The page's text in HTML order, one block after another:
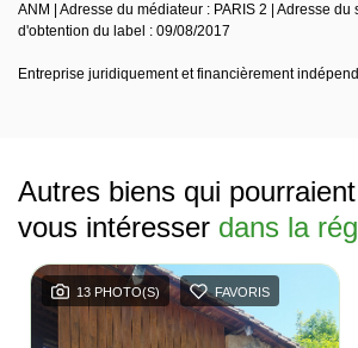
ANM | Adresse du médiateur : PARIS 2 | Adresse du
d'obtention du label : 09/08/2017
Entreprise juridiquement et financièrement
Autres biens qui pourraient
vous intéresser dans la
13 PHOTO(S) FAVORIS